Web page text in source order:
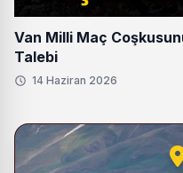
Van Milli Maç
Talebi
14 Haziran 2026